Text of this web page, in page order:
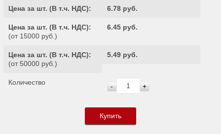
Цена за шт. (В т.ч. НДС): 6.78 руб.
Цена за шт. (В т.ч. НДС):
(от 15000 руб.)
6.45 руб.
Цена за шт. (В т.ч. НДС):
(от 50000 руб.)
5.49 руб.
Количество - +
Купить